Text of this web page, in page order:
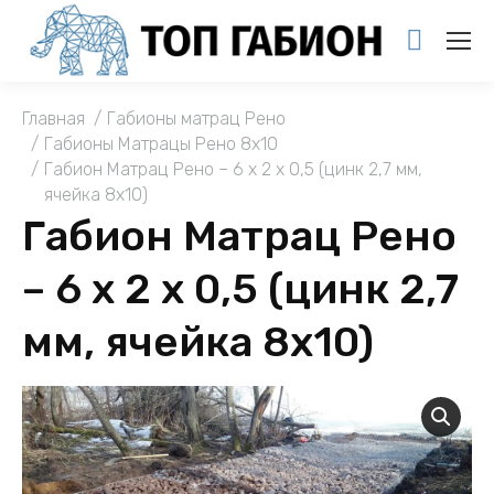
You are here:
Главная
Габионы матрац Рено
Габионы Матрацы Рено 8х10
Габион Матрац Рено – 6 х 2 х 0,5 (цинк 2,7 мм,
ячейка 8х10)
Габион Матрац Рено
– 6 х 2 х 0,5 (цинк 2,7
мм, ячейка 8х10)